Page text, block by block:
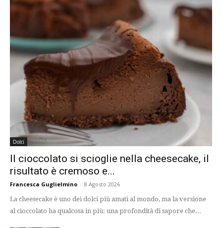
Dolci
Il cioccolato si scioglie nella cheesecake, il
risultato è cremoso e...
Francesca Guglielmino - 8 Agosto 2026
La cheesecake è uno dei dolci più amati al mondo, ma la versione
al cioccolato ha qualcosa in più: una profondità di sapore che...